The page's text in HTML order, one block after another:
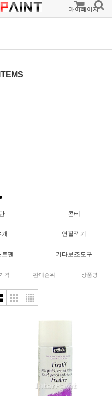
주문조회 마이페이지
콘테
연필깍기
트펜 기타보조도구
격 판매순위 상품명